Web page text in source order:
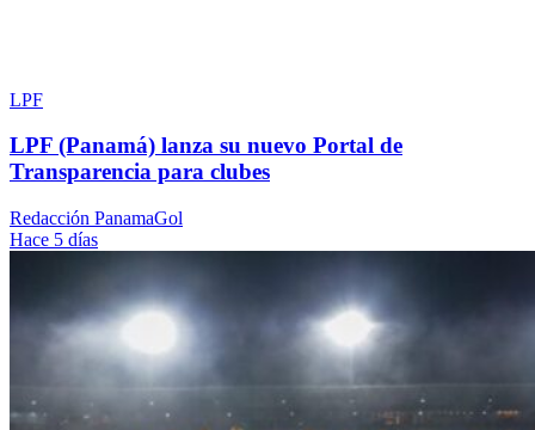
LPF
LPF (Panamá) lanza su nuevo Portal de
Transparencia para clubes
Redacción PanamaGol
Hace 5 días